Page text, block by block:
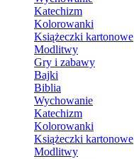
Katechizm
Kolorowanki
Książeczki kartonowe
Modlitwy
Gry i zabawy
Bajki
Biblia
Wychowanie
Katechizm
Kolorowanki
Książeczki kartonowe
Modlitwy